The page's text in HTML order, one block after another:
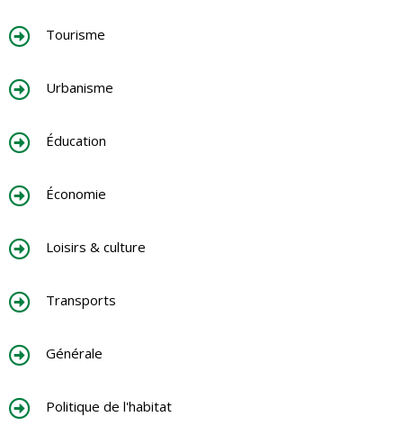
Tourisme
Urbanisme
Éducation
Économie
Loisirs & culture
Transports
Générale
Politique de l'habitat